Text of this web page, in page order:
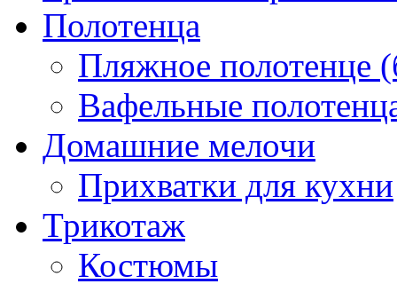
Полотенца
Пляжное полотенце
Вафельные
Домашние мелочи
Прихватки для кухни
Трикотаж
Костюмы